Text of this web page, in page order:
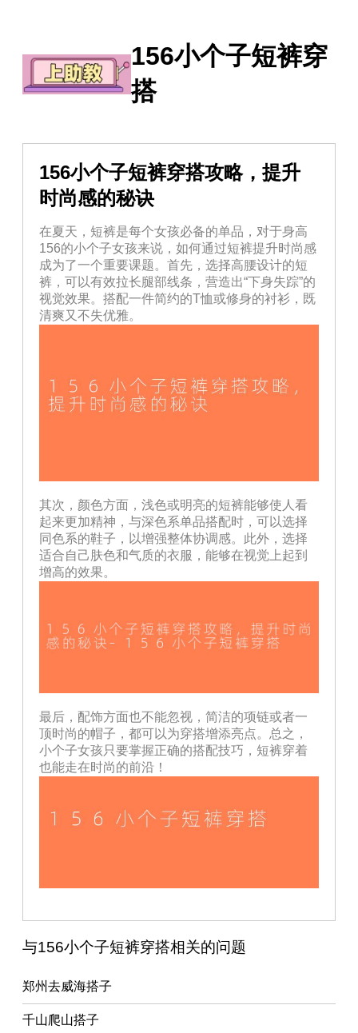
156小个子短裤穿
搭
156小个子短裤穿搭攻略，提升
时尚感的秘诀
在夏天，短裤是每个女孩必备的单品，对于身高
156的小个子女孩来说，如何通过短裤提升时尚感
成为了一个重要课题。首先，选择高腰设计的短
裤，可以有效拉长腿部线条，营造出“下身失踪”的
视觉效果。搭配一件简约的T恤或修身的衬衫，既
清爽又不失优雅。
其次，颜色方面，浅色或明亮的短裤能够使人看
起来更加精神，与深色系单品搭配时，可以选择
同色系的鞋子，以增强整体协调感。此外，选择
适合自己肤色和气质的衣服，能够在视觉上起到
增高的效果。
最后，配饰方面也不能忽视，简洁的项链或者一
顶时尚的帽子，都可以为穿搭增添亮点。总之，
小个子女孩只要掌握正确的搭配技巧，短裤穿着
也能走在时尚的前沿！
与156小个子短裤穿搭相关的问题
郑州去威海搭子
千山爬山搭子